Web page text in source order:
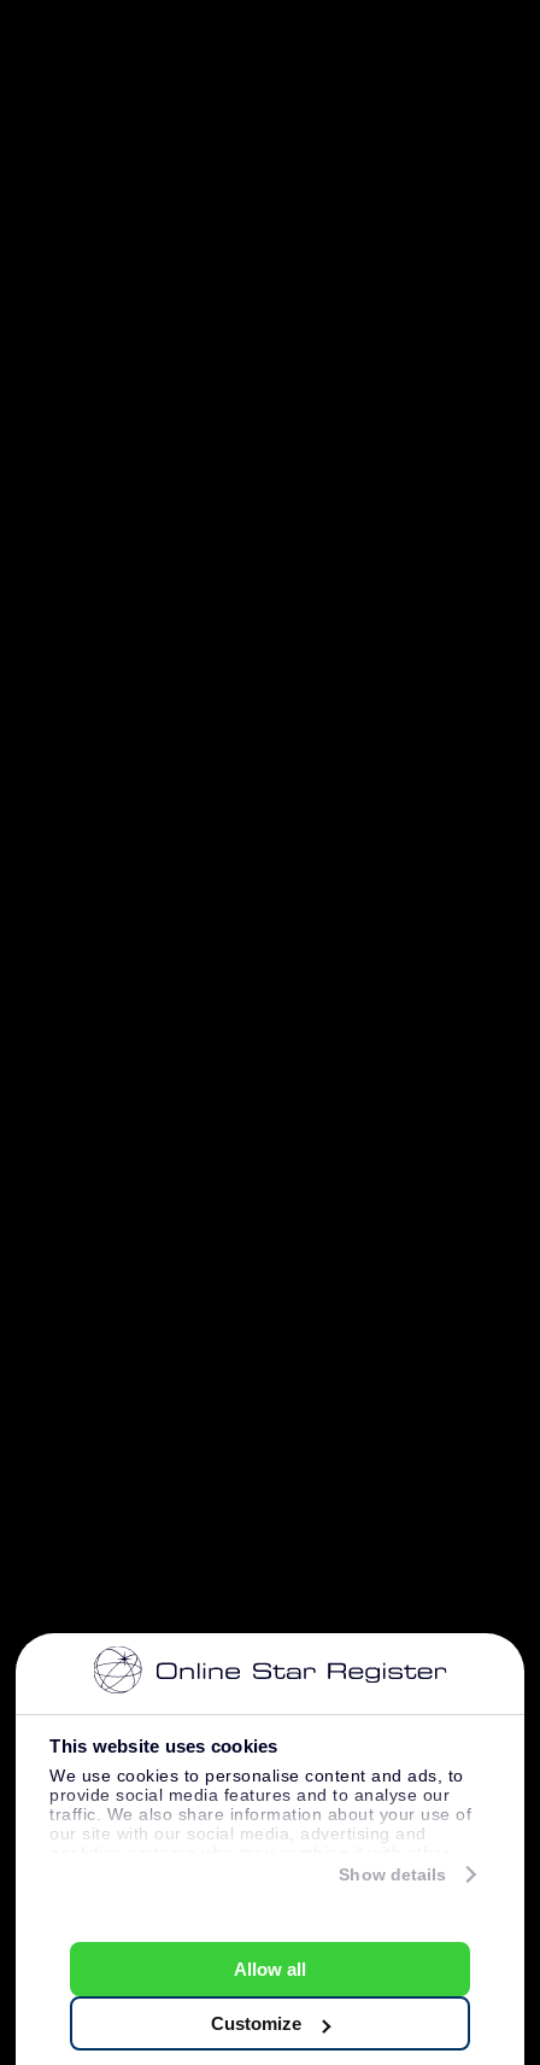
This website uses cookies
We use cookies to personalise content and ads, to
provide social media features and to analyse our
traffic. We also share information about your use of
our site with our social media, advertising and
information that you’ve provided to them or that
Show details
Allow all
Customize